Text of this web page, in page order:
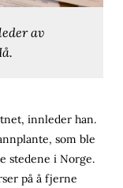
av
innleder han.
som ble
stedene i Norge.
på å fjerne